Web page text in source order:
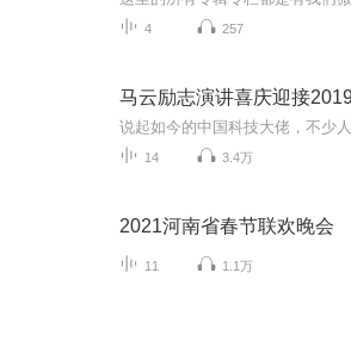
4 257
马云励志演讲喜庆迎接
14 3.4万
2021河南省春节联欢晚会
11 1.1万